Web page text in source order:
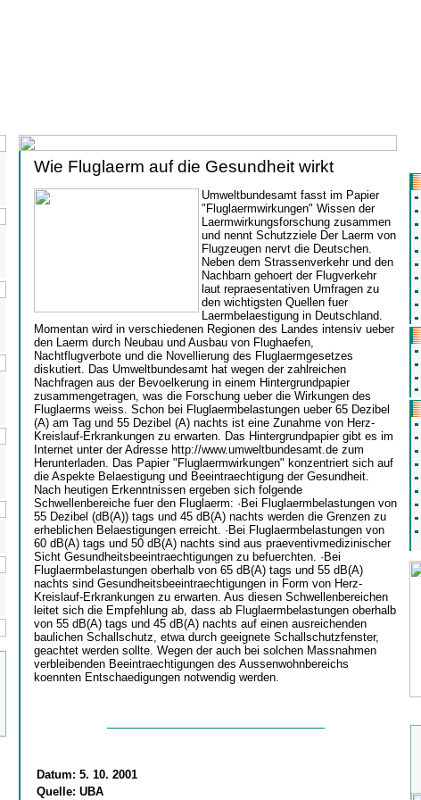
Wie Fluglaerm auf die Gesundheit wirkt
Umweltbundesamt fasst im Papier
"Fluglaermwirkungen" Wissen der
Laermwirkungsforschung zusammen
und nennt Schutzziele Der Laerm von
Flugzeugen nervt die Deutschen.
Neben dem Strassenverkehr und den
Nachbarn gehoert der Flugverkehr
laut repraesentativen Umfragen zu
den wichtigsten Quellen fuer
Laermbelaestigung in Deutschland.
Momentan wird in verschiedenen Regionen des Landes intensiv ueber
den Laerm durch Neubau und Ausbau von Flughaefen,
Nachtflugverbote und die Novellierung des Fluglaermgesetzes
diskutiert. Das Umweltbundesamt hat wegen der zahlreichen
Nachfragen aus der Bevoelkerung in einem Hintergrundpapier
zusammengetragen, was die Forschung ueber die Wirkungen des
Fluglaerms weiss. Schon bei Fluglaermbelastungen ueber 65 Dezibel
(A) am Tag und 55 Dezibel (A) nachts ist eine Zunahme von Herz-
Kreislauf-Erkrankungen zu erwarten. Das Hintergrundpapier gibt es im
Internet unter der Adresse http://www.umweltbundesamt.de zum
Herunterladen. Das Papier "Fluglaermwirkungen" konzentriert sich auf
die Aspekte Belaestigung und Beeintraechtigung der Gesundheit.
Nach heutigen Erkenntnissen ergeben sich folgende
Schwellenbereiche fuer den Fluglaerm: ·Bei Fluglaermbelastungen von
55 Dezibel (dB(A)) tags und 45 dB(A) nachts werden die Grenzen zu
erheblichen Belaestigungen erreicht. ·Bei Fluglaermbelastungen von
60 dB(A) tags und 50 dB(A) nachts sind aus praeventivmedizinischer
Sicht Gesundheitsbeeintraechtigungen zu befuerchten. ·Bei
Fluglaermbelastungen oberhalb von 65 dB(A) tags und 55 dB(A)
nachts sind Gesundheitsbeeintraechtigungen in Form von Herz-
Kreislauf-Erkrankungen zu erwarten. Aus diesen Schwellenbereichen
leitet sich die Empfehlung ab, dass ab Fluglaermbelastungen oberhalb
von 55 dB(A) tags und 45 dB(A) nachts auf einen ausreichenden
baulichen Schallschutz, etwa durch geeignete Schallschutzfenster,
geachtet werden sollte. Wegen der auch bei solchen Massnahmen
verbleibenden Beeintraechtigungen des Aussenwohnbereichs
koennten Entschaedigungen notwendig werden.
Datum: 5. 10. 2001
Quelle: UBA